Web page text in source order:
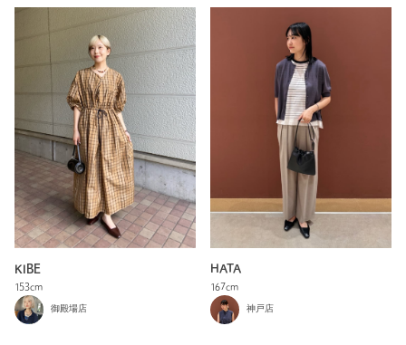
KIBE
153cm
御殿場店
HATA
167cm
神戸店